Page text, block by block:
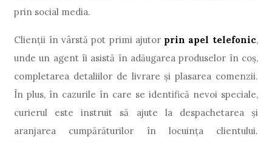
prin social media.
Clienții în vârstă pot primi ajutor prin apel telefonic,
unde un agent îi asistă în adăugarea produselor în coș,
completarea detaliilor de livrare și plasarea comenzii.
În plus, în cazurile în care se identifică nevoi speciale,
curierul este instruit să ajute la despachetarea și
aranjarea cumpărăturilor în locuința clientului.